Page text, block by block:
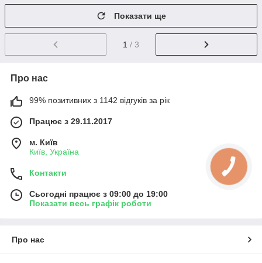
Показати ще
1 / 3
Про нас
99% позитивних з 1142 відгуків за рік
Працює з 29.11.2017
м. Київ
Київ, Україна
Контакти
Сьогодні працює з 09:00 до 19:00
Показати весь графік роботи
Про нас